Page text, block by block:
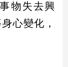
物失去興
心變化，